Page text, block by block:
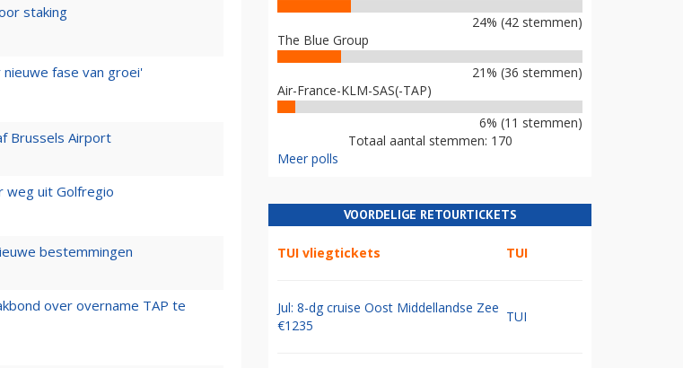
staking
fase van groei'
Brussels Airport
weg uit Golfregio
bestemmingen
over overname TAP te
24% (42 stemmen)
The Blue Group
21% (36 stemmen)
Air-France-KLM-SAS(-TAP)
6% (11 stemmen)
Totaal aantal stemmen: 170
Meer polls
VOORDELIGE RETOURTICKETS
TUI vliegtickets TUI
Jul: 8-dg cruise Oost Middellandse Zee
€1235
TUI